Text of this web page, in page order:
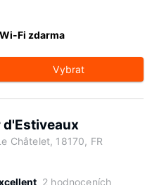
Fi zdarma
Vybrat
d'Estiveaux
Châtelet, 18170, FR
2 hodnoceních